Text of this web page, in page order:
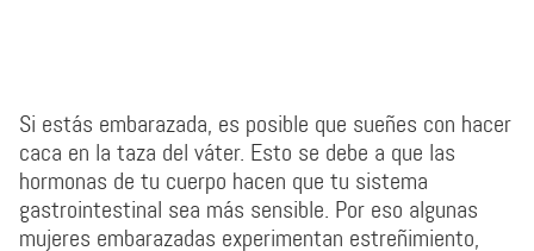
Si estás embarazada, es posible que sueñes con hacer
caca en la taza del váter. Esto se debe a que las
hormonas de tu cuerpo hacen que tu sistema
gastrointestinal sea más sensible. Por eso algunas
mujeres embarazadas experimentan estreñimiento,